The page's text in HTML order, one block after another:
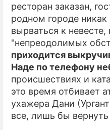
ресторан заказан,
родном городе
вырваться к
"непреодолимых
приходится
Наде по телефону
происшествиях и
это время отбивает
ухажера Дани
все, лишь бы вернуть